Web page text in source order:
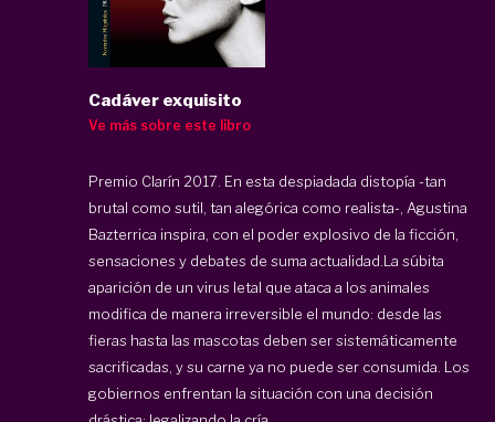
Cadáver exquisito
Ve más sobre este libro
Premio Clarín 2017. En esta despiadada distopía -tan
brutal como sutil, tan alegórica como realista-, Agustina
Bazterrica inspira, con el poder explosivo de la ficción,
sensaciones y debates de suma actualidad.La súbita
aparición de un virus letal que ataca a los animales
modifica de manera irreversible el mundo: desde las
fieras hasta las mascotas deben ser sistemáticamente
sacrificadas, y su carne ya no puede ser consumida. Los
gobiernos enfrentan la situación con una decisión